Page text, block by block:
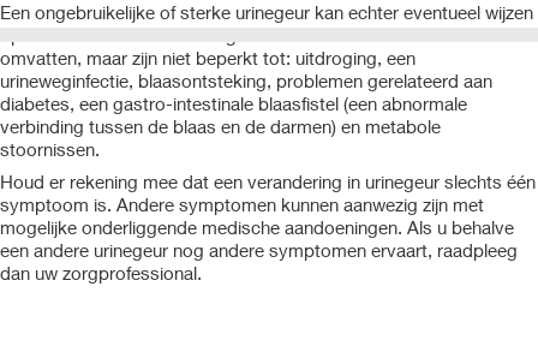
Een ongebruikelijke of sterke urinegeur kan echter eventueel wijzen
omvatten, maar zijn niet beperkt tot: uitdroging, een
urineweginfectie, blaasontsteking, problemen gerelateerd aan
diabetes, een gastro-intestinale blaasfistel (een abnormale
verbinding tussen de blaas en de darmen) en metabole
stoornissen.
Houd er rekening mee dat een verandering in urinegeur slechts één
symptoom is. Andere symptomen kunnen aanwezig zijn met
mogelijke onderliggende medische aandoeningen. Als u behalve
een andere urinegeur nog andere symptomen ervaart, raadpleeg
dan uw zorgprofessional.